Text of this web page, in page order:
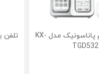
تلفن بی‌سیم پاناسونیک مدل KX-
TGD532